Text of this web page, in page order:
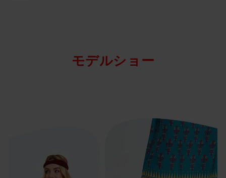
モデルショー